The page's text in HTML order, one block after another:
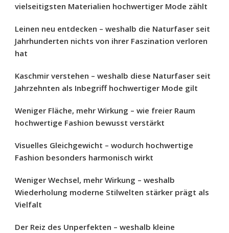
vielseitigsten Materialien hochwertiger Mode zählt
Leinen neu entdecken – weshalb die Naturfaser seit
Jahrhunderten nichts von ihrer Faszination verloren
hat
Kaschmir verstehen – weshalb diese Naturfaser seit
Jahrzehnten als Inbegriff hochwertiger Mode gilt
Weniger Fläche, mehr Wirkung – wie freier Raum
hochwertige Fashion bewusst verstärkt
Visuelles Gleichgewicht – wodurch hochwertige
Fashion besonders harmonisch wirkt
Weniger Wechsel, mehr Wirkung – weshalb
Wiederholung moderne Stilwelten stärker prägt als
Vielfalt
Der Reiz des Unperfekten – weshalb kleine